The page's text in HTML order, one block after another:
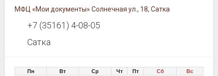
МФЦ «Мои документы» Солнечная ул., 18, Сатка
+7 (35161) 4-08-05
Сатка
Пн Вт Ср Чт Пт Сб
Вс